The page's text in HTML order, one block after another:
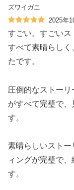
ズワイガニ
2025年
すごい。すごい
すべて素晴らしく
たです。
圧倒的なストー
がすべて完璧で
す。
素晴らしいスト
ィングが完璧で
す。